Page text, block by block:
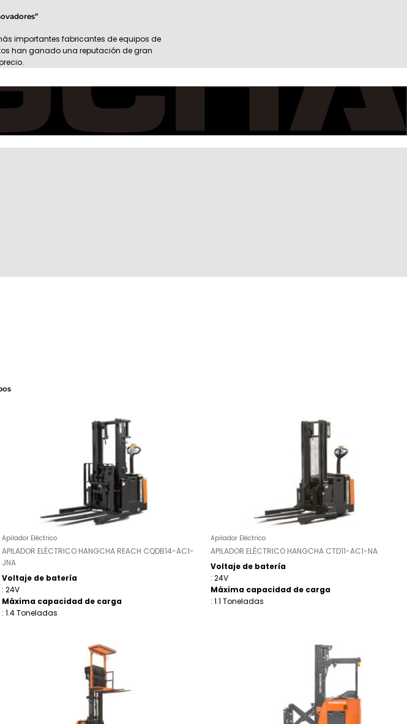
importantes fabricantes de equipos de
han ganado una reputación de gran
Apilador Eléctrico
APILADOR ELÉCTRICO HANGCHA REACH CQDB14-AC1-
JNA
Voltaje de batería
: 24V
Máxima capacidad de carga
: 1.4 Toneladas
Apilador Eléctrico
APILADOR ELÉCTRICO HANGCHA CTD11-AC1-NA
Voltaje de batería
: 24V
Máxima capacidad de carga
: 1.1 Toneladas